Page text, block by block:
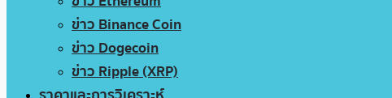
ข่าว Binance Coin
ข่าว Dogecoin
ข่าว Ripple (XRP)